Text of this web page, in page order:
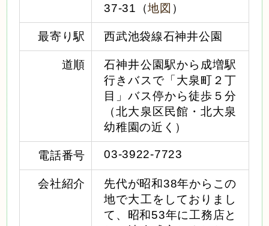
37-31（地図 ）
最寄り駅 西武池袋線石神井公園
道順
石神井公園駅から成増駅
行きバスで「大泉町２丁
目」バス停から徒歩５分
（北大泉区民館・北大泉
幼稚園の近く）
電話番号 03-3922-7723
会社紹介
先代が昭和38年からこの
地で大工をしておりまし
て、昭和53年に工務店と